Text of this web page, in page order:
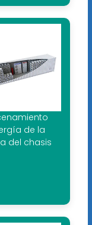
de la
del chasis